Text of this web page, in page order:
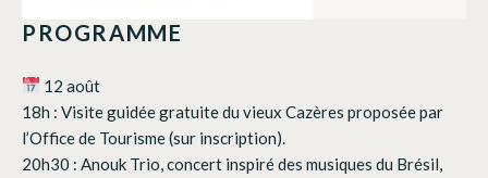
PROGRAMME
12 août
18h : Visite guidée gratuite du vieux Cazères proposée par
l’Office de Tourisme (sur inscription).
20h30 : Anouk Trio, concert inspiré des musiques du Brésil,